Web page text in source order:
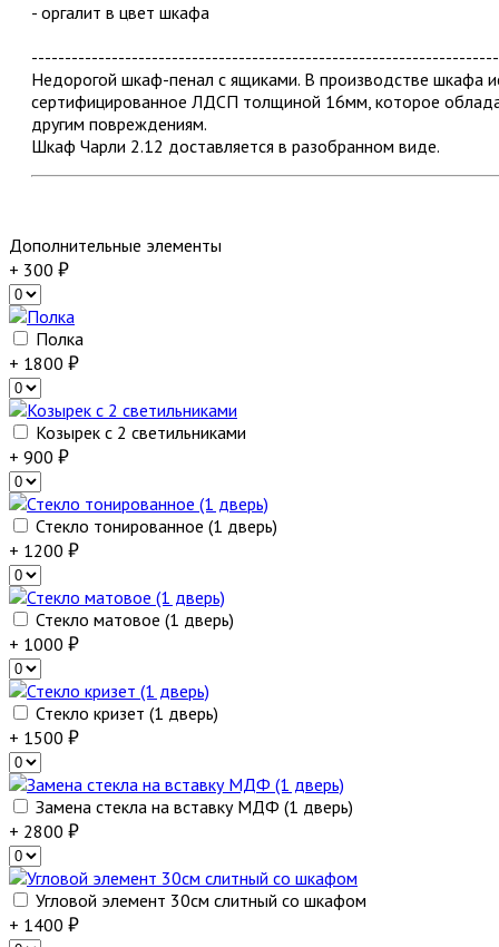
- оргалит в цвет шкафа
Недорогой шкаф-пенал с ящиками. В производстве шкафа
сертифицированное ЛДСП толщиной 16мм, которое
другим повреждениям.
Шкаф Чарли 2.12 доставляется в разобранном виде.
Дополнительные элементы
+ 300
Полка
+ 1800
Козырек с 2 светильниками
+ 900
Стекло тонированное (1 дверь)
+ 1200
Стекло матовое (1 дверь)
+ 1000
Стекло кризет (1 дверь)
+ 1500
Замена стекла на вставку МДФ (1 дверь)
+ 2800
Угловой элемент 30см слитный со шкафом
+ 1400